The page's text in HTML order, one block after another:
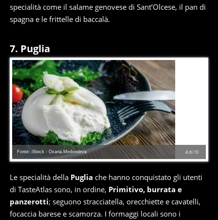
specialità come il salame genovese di Sant’Olcese, il pan di
spagna e le frittelle di baccalà.
7. Puglia
4di 10
Fonte: iStock - Oxana Medvedeva
Le specialità della Puglia che hanno conquistato gli utenti
di TasteAtlas sono, in ordine, Primitivo, burrata e
panzerotti; seguono stracciatella, orecchiette e cavatelli,
focaccia barese e scamorza. I formaggi locali sono i